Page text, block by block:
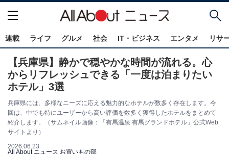
連載 ライフ グルメ 社会 IT・ビジネス エンタメ リサ
【兵庫県】静かで穏やかな時間が流れる。心
からリフレッシュできる「一度は泊まりたい
ホテル」3選
兵庫県には、多様なニーズに応える魅力的なホテルが数多く存在します。今
回は、中でも特にユーザーから高い評価を数多く獲得したホテルをまとめて
紹介します。（サムネイル画像：「有馬温泉 有馬グランドホテル」公式Web
サイトより）
2026.06.23
All About ニュース お買いもの部